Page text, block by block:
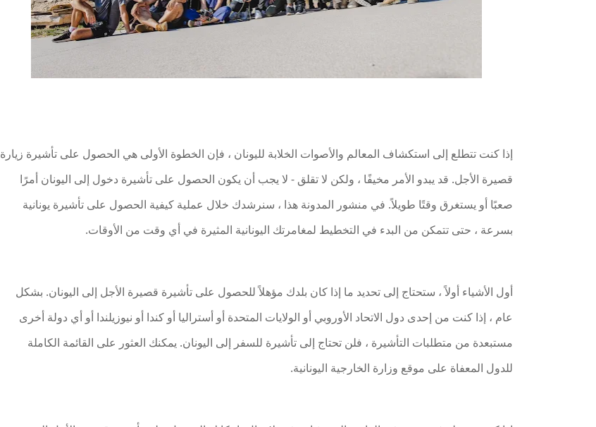
إذا كنت تتطلع إلى استكشاف المعالم والأصوات الخلابة لليونان ، فإن الخطوة الأولى هي الحصول على تأشيرة زيارة
قصيرة الأجل. قد يبدو الأمر مخيفًا ، ولكن لا تقلق - لا يجب أن يكون الحصول على تأشيرة دخول إلى اليونان أمرًا
صعبًا أو يستغرق وقتًا طويلاً. في منشور المدونة هذا ، سنرشدك خلال عملية كيفية الحصول على تأشيرة يونانية
بسرعة ، حتى تتمكن من البدء في التخطيط لمغامرتك اليونانية المثيرة في أي وقت من الأوقات.
أول الأشياء أولاً ، ستحتاج إلى تحديد ما إذا كان بلدك مؤهلاً للحصول على تأشيرة قصيرة الأجل إلى اليونان. بشكل
عام ، إذا كنت من إحدى دول الاتحاد الأوروبي أو الولايات المتحدة أو أستراليا أو كندا أو نيوزيلندا أو أي دولة أخرى
مستبعدة من متطلبات التأشيرة ، فلن تحتاج إلى تأشيرة للسفر إلى اليونان. يمكنك العثور على القائمة الكاملة
للدول المعفاة على موقع وزارة الخارجية اليونانية.